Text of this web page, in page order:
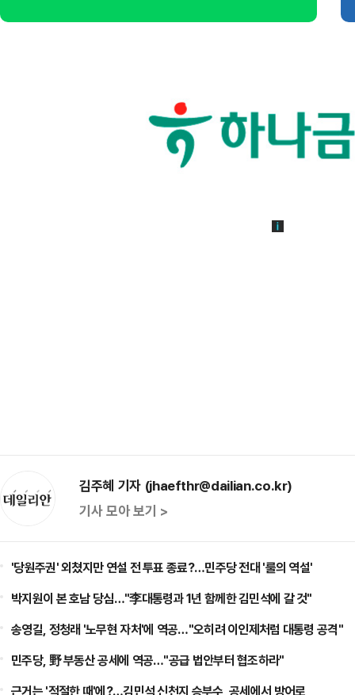
김주혜 기자 (jhaefthr@dailian.co.kr)
기사 모아 보기 >
'당원주권' 외쳤지만 연설 전 투표 종료?…민주당 전대 '룰의 역설'
박지원이 본 호남 당심…"李대통령과 1년 함께한 김민석에 갈 것"
송영길, 정청래 '노무현 자처'에 역공…"오히려 이인제처럼 대통령 공격"
민주당, 野 부동산 공세에 역공…"공급 법안부터 협조하라"
근거는 '적절한 때'에?…김민석 신천지 승부수, 공세에서 방어로